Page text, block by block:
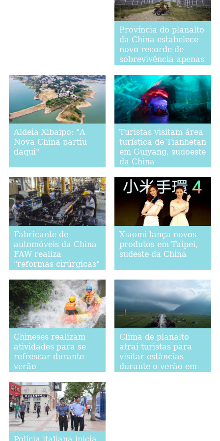
Província do planalto
da China estabelece
novo recorde de
sobrevivência apenas
Aldeia Xibaipo: "A
Nova China partiu
daqui"
Turistas visitam área
turística de Tianhetan
em Guiyang, sudoeste
da China
Fabricante de
automóveis da China
FAW realiza
"reformas cirúrgicas"
Xiaomi lança novos
produtos em Taipei,
sudeste da China
Chineses realizam
atividades para se
refrescar durante
verão
Clima de planalto
atrai turistas para
visitar estâncias
durante o verão em